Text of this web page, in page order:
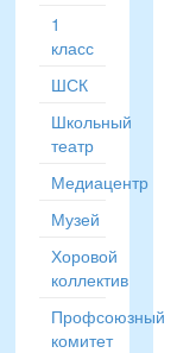
1
класс
ШСК
Школьный
театр
Медиацентр
Музей
Хоровой
коллектив
Профсоюзный
комитет